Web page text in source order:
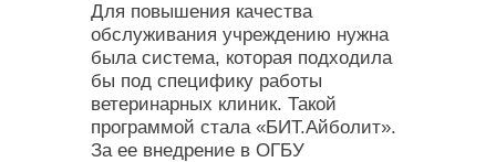
Для повышения качества
обслуживания учреждению нужна
была система, которая подходила
бы под специфику работы
ветеринарных клиник. Такой
программой стала «БИТ.Айболит».
За ее внедрение в ОГБУ